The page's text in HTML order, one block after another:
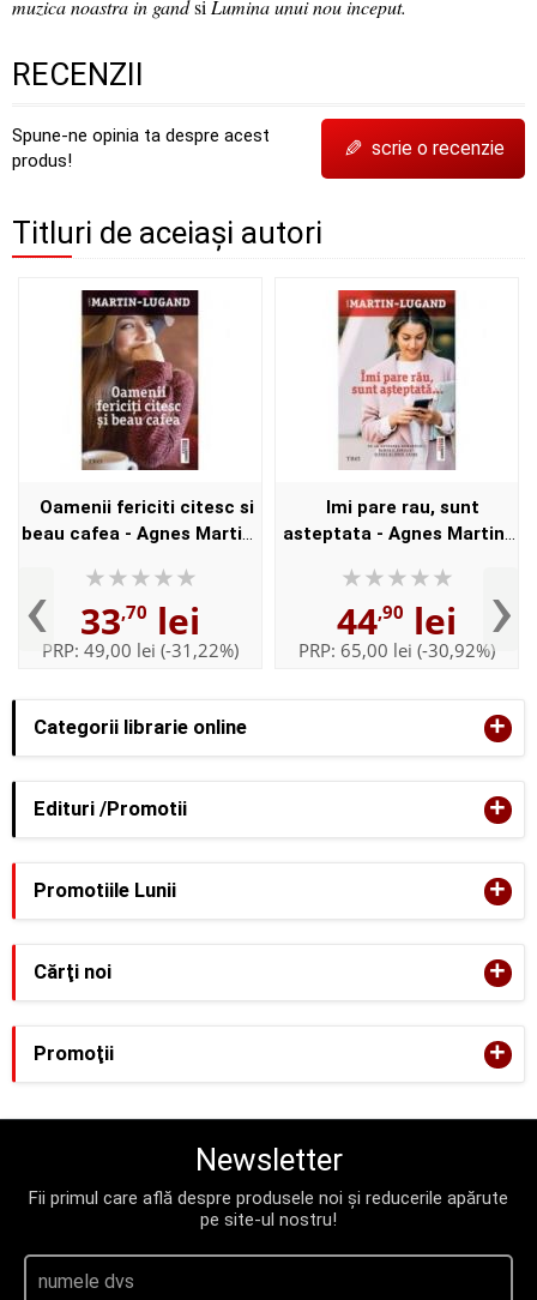
Categorii librarie online +
Edituri /Promotii +
muzica noastra in gandsi Lumina unui nou inceput.
RECENZII
Spune-ne opinia ta despre acest
produs!
✎ scrie o recenzie
Titluri de aceiași autori
‹
Oamenii fericiti citesc si
beau cafea - Agnes Martin-
33,70 lei
PRP: 49,00 lei (-31,22%)
Imi pare rau, sunt
asteptata - Agnes Martin-
Carmen Otilia Spanu
44,90 lei
PRP: 65,00 lei (-30,92%)›
Promotiile Lunii +
Cărţi noi +
Promoţii +
Newsletter
Fii primul care află despre produsele noi și reducerile apărute
pe site-ul nostru!